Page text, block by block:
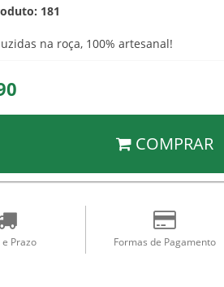
181
na roça, 100% artesanal!
COMPRAR
e Prazo Formas de Pagamento